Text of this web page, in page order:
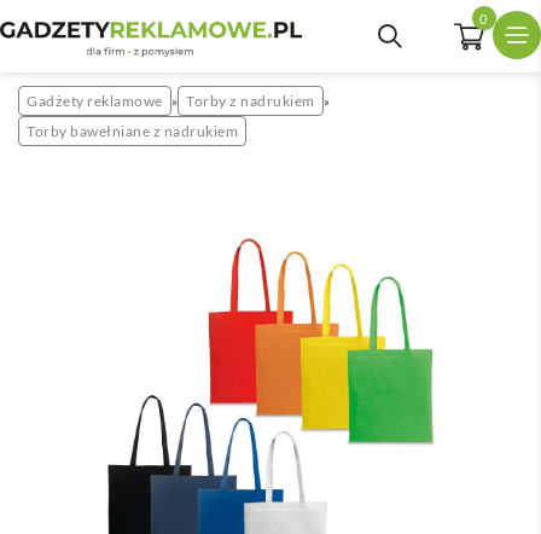
0
Gadżety reklamowe » Torby z nadrukiem »
Torby bawełniane z nadrukiem